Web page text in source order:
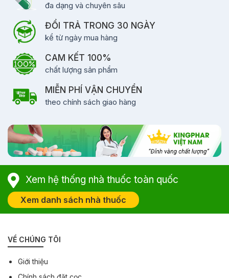
đa dạng và chuyên sâu
ĐỔI TRẢ TRONG 30 NGÀY
kể từ ngày mua hàng
CAM KẾT 100%
chất lượng sản phẩm
MIỄN PHÍ VẬN CHUYỂN
theo chính sách giao hàng
Xem hệ thống nhà thuốc toàn quốc
Xem danh sách nhà thuốc
VỀ CHÚNG TÔI
Giới thiệu